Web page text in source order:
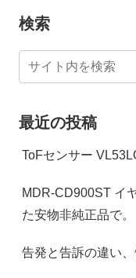
検索
最近の投稿
ToFセンサー
MDR-CD900ST イ
た安物非純正品で。
告発と告訴の違い